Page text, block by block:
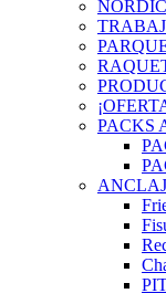
PACKS